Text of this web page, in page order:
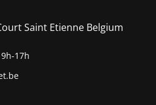
Saint Etienne Belgium
17h